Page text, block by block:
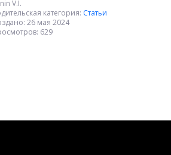
V.I.
категория: Статьи
26 мая 2024
629